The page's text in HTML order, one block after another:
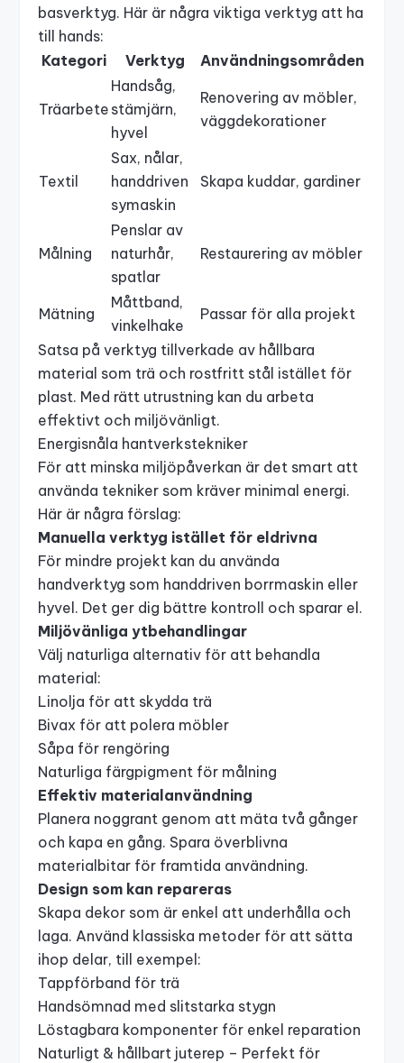
basverktyg. Här är några viktiga verktyg att ha
till hands:
Kategori
Verktyg Användningsområden
Träarbete
Handsåg,
stämjärn,
hyvel
Renovering av möbler,
väggdekorationer
Textil
Sax, nålar,
handdriven
symaskin
Skapa kuddar, gardiner
Målning
Penslar av
naturhår,
spatlar
Restaurering av möbler
Mätning
Måttband,
vinkelhake
Passar för alla projekt
Satsa på verktyg tillverkade av hållbara
material som trä och rostfritt stål istället för
plast. Med rätt utrustning kan du arbeta
effektivt och miljövänligt.
Energisnåla hantverkstekniker
För att minska miljöpåverkan är det smart att
använda tekniker som kräver minimal energi.
Här är några förslag:
Manuella verktyg istället för eldrivna
För mindre projekt kan du använda
handverktyg som handdriven borrmaskin eller
hyvel. Det ger dig bättre kontroll och sparar el.
Miljövänliga ytbehandlingar
Välj naturliga alternativ för att behandla
material:
Linolja för att skydda trä
Bivax för att polera möbler
Såpa för rengöring
Naturliga färgpigment för målning
Effektiv materialanvändning
Planera noggrant genom att mäta två gånger
och kapa en gång. Spara överblivna
materialbitar för framtida användning.
Design som kan repareras
Skapa dekor som är enkel att underhålla och
laga. Använd klassiska metoder för att sätta
ihop delar, till exempel:
Tappförband för trä
Handsömnad med slitstarka stygn
Löstagbara komponenter för enkel reparation
Naturligt & hållbart juterep – Perfekt för